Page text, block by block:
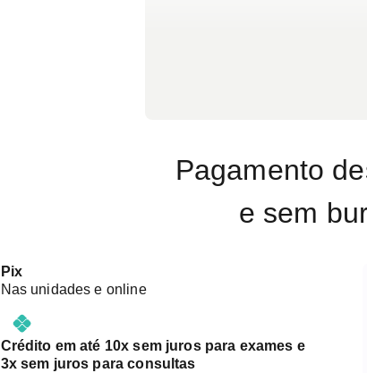
Pagamento
e sem
Pix
Nas unidades e online
Crédito em até 10x sem juros para exames e
3x sem juros para consultas